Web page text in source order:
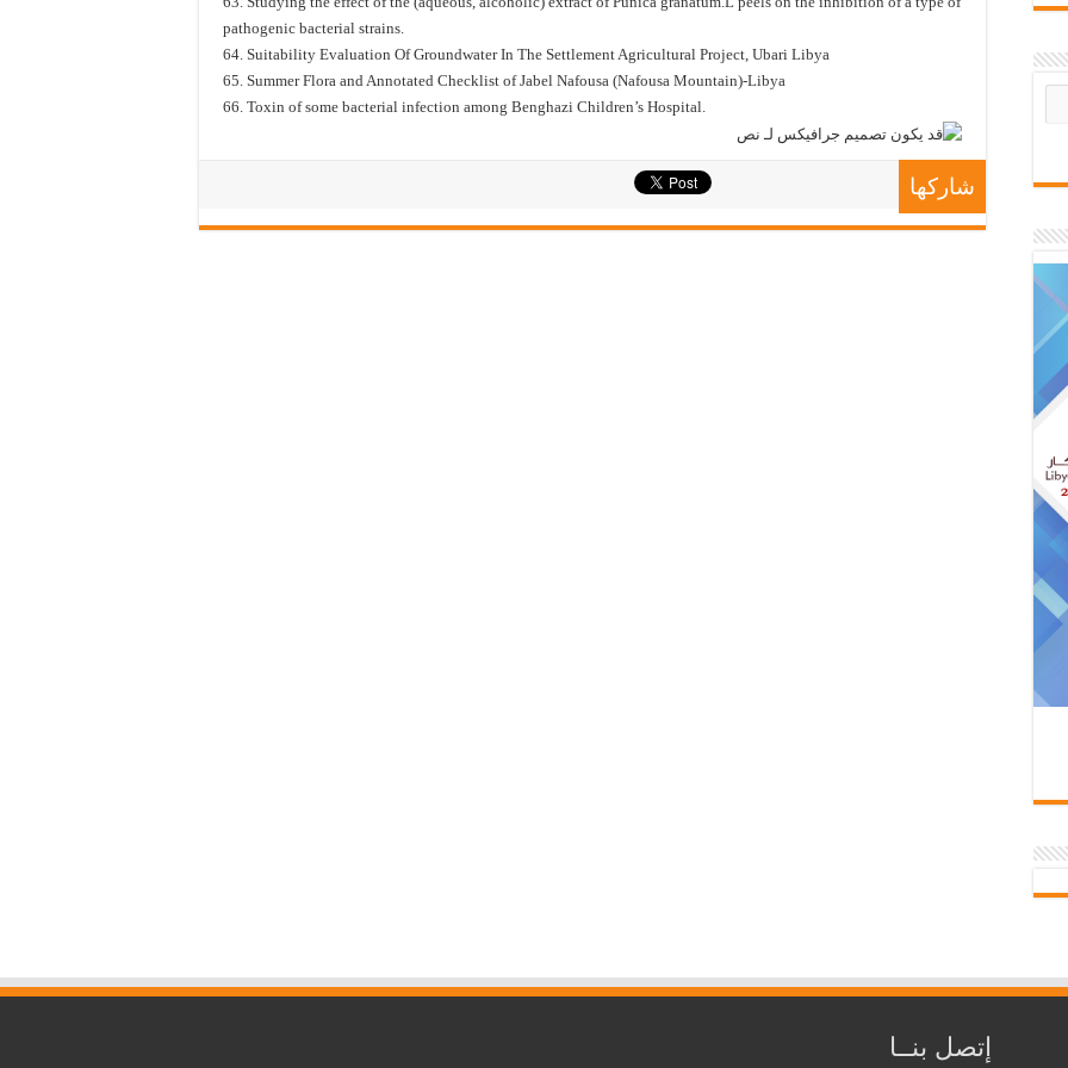
pathogenic bacterial strains.
64. Suitability Evaluation Of Groundwater In The Settlement Agricultural Project, Ubari Libya
65. Summer Flora and Annotated Checklist of Jabel Nafousa (Nafousa Mountain)-Libya
66. Toxin of some bacterial infection among Benghazi Children’s Hospital.
شاركها
إتصل بنــا